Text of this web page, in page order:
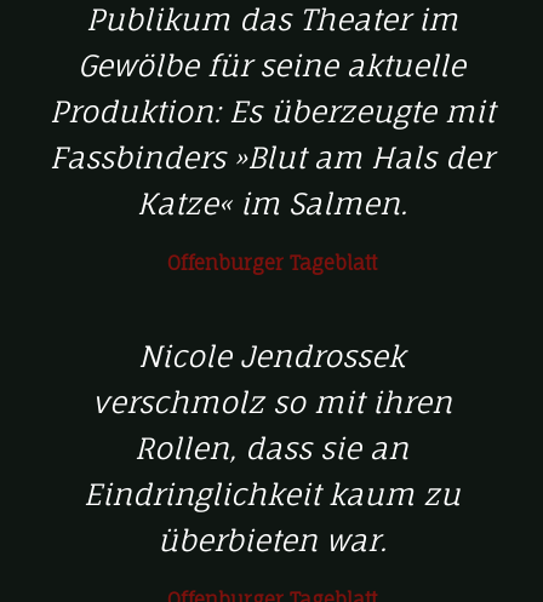
Publikum das Theater im
Gewölbe für seine aktuelle
Produktion: Es überzeugte mit
Fassbinders »Blut am Hals der
Katze« im Salmen.
Offenburger Tageblatt
Nicole Jendrossek
verschmolz so mit ihren
Rollen, dass sie an
Eindringlichkeit kaum zu
überbieten war.